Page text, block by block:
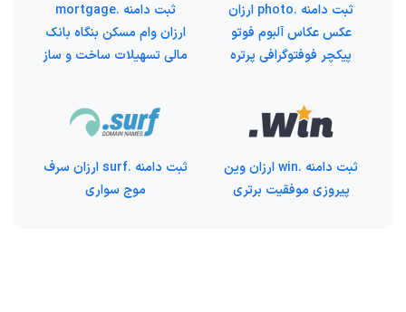
ثبت دامنه .photo ارزان
عکس عکاس آلبوم فوتو
پیکچر فوفتوگرافی پرتره
ثبت دامنه .mortgage
ارزان وام مسکن بنگاه بانک
مالی تسهیلات ساخت و ساز
ثبت دامنه .win ارزان وین
پیروزی موفقیت برتری
ثبت دامنه .surf ارزان سرف
موج سواری